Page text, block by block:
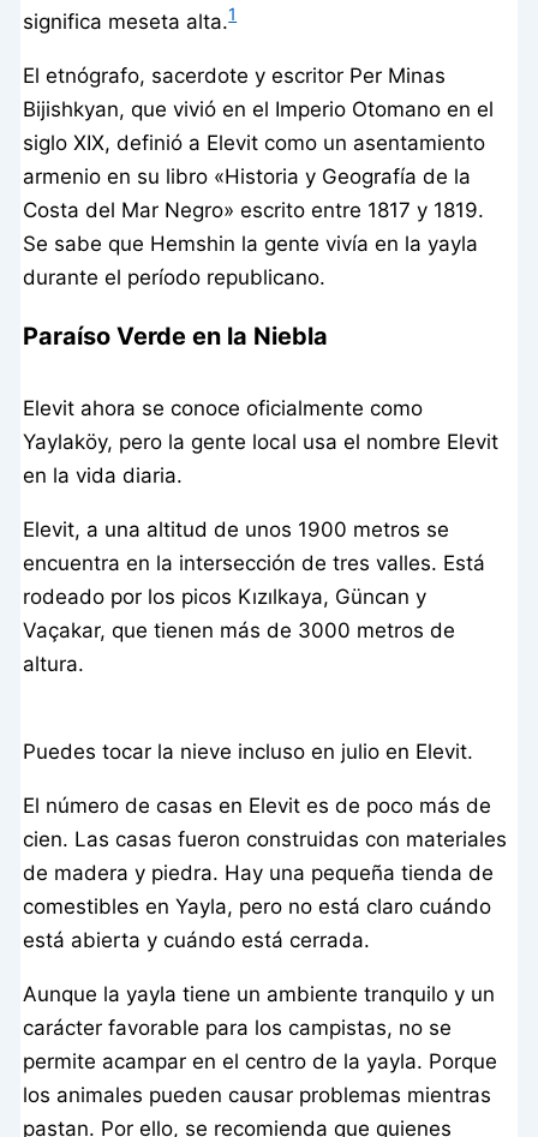
significa meseta alta.1
El etnógrafo, sacerdote y escritor Per Minas
Bijishkyan, que vivió en el Imperio Otomano en el
siglo XIX, definió a Elevit como un asentamiento
armenio en su libro «Historia y Geografía de la
Costa del Mar Negro» escrito entre 1817 y 1819.
Se sabe que Hemshin la gente vivía en la yayla
durante el período republicano.
Paraíso Verde en la Niebla
Elevit ahora se conoce oficialmente como
Yaylaköy, pero la gente local usa el nombre Elevit
en la vida diaria.
Elevit, a una altitud de unos 1900 metros se
encuentra en la intersección de tres valles. Está
rodeado por los picos Kızılkaya, Güncan y
Vaçakar, que tienen más de 3000 metros de
altura.
Puedes tocar la nieve incluso en julio en Elevit.
El número de casas en Elevit es de poco más de
cien. Las casas fueron construidas con materiales
de madera y piedra. Hay una pequeña tienda de
comestibles en Yayla, pero no está claro cuándo
está abierta y cuándo está cerrada.
Aunque la yayla tiene un ambiente tranquilo y un
carácter favorable para los campistas, no se
permite acampar en el centro de la yayla. Porque
los animales pueden causar problemas mientras
pastan. Por ello, se recomienda que quienes